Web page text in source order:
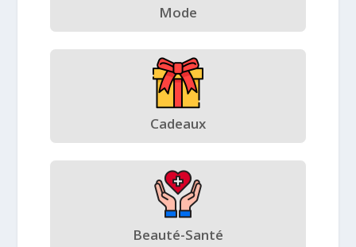
Mode
Cadeaux
Beauté-Santé